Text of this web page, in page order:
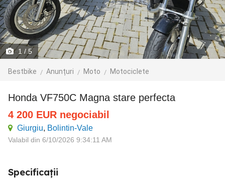
1 / 5
Bestbike Anunțuri Moto Motociclete
Honda VF750C Magna stare perfecta
4 200 EUR negociabil
Giurgiu, Bolintin-Vale
Valabil din 6/10/2026 9:34:11 AM
Specificații